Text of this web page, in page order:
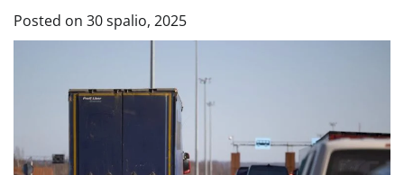
Posted on 30 spalio, 2025